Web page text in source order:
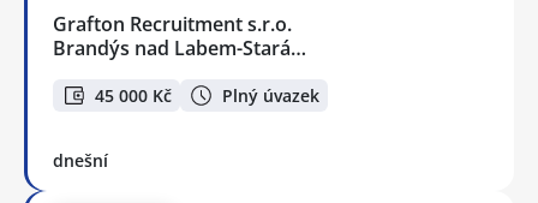
Grafton Recruitment s.r.o.
Brandýs nad Labem-Stará…
45 000 Kč Plný úvazek
dnešní